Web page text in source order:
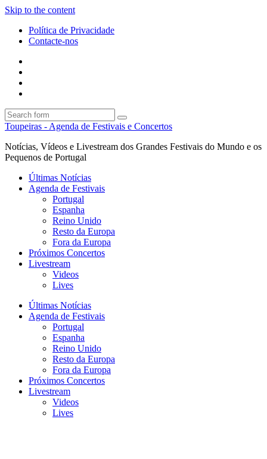
Skip to the content
Política de Privacidade
Contacte-nos
Search
Toupeiras - Agenda de Festivais e Concertos
Notícias, Vídeos e Livestream dos Grandes Festivais do Mundo e os
Pequenos de Portugal
Últimas Notícias
Agenda de Festivais
Portugal
Espanha
Reino Unido
Resto da Europa
Fora da Europa
Próximos Concertos
Livestream
Videos
Lives
Últimas Notícias
Agenda de Festivais
Portugal
Espanha
Reino Unido
Resto da Europa
Fora da Europa
Próximos Concertos
Livestream
Videos
Lives